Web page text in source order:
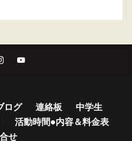
ログ 連絡板
中学生
活動時間•内容＆料金表
せ